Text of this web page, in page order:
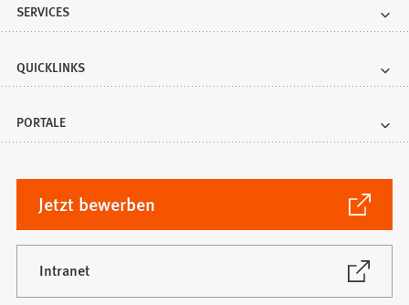
SERVICES
QUICKLINKS
PORTALE
Jetzt bewerben
(Öffnet
in
einem
neuen
Tab)
Intranet
(Öffnet